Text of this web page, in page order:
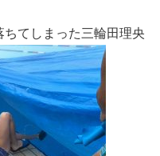
てしまった三輪田理央